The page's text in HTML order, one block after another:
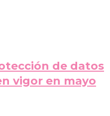
de datos
vigor en mayo